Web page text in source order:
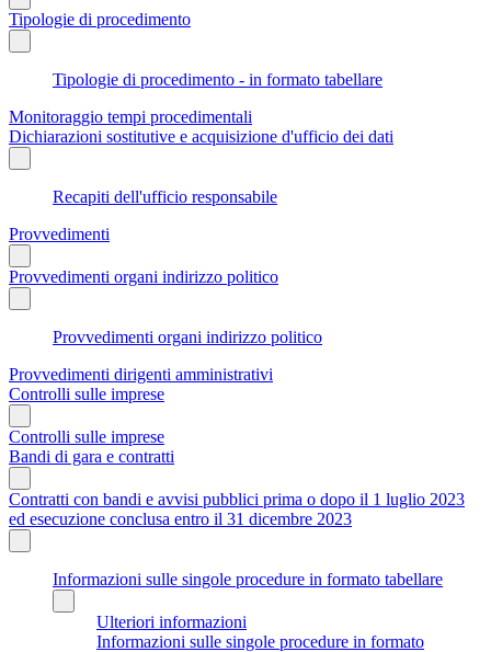
Tipologie di procedimento
Tipologie di procedimento - in formato tabellare
Monitoraggio tempi procedimentali
Dichiarazioni sostitutive e acquisizione d'ufficio dei dati
Recapiti dell'ufficio responsabile
Provvedimenti
Provvedimenti organi indirizzo politico
Provvedimenti organi indirizzo politico
Provvedimenti dirigenti amministrativi
Controlli sulle imprese
Controlli sulle imprese
Bandi di gara e contratti
Contratti con bandi e avvisi pubblici prima o dopo il 1 luglio 2023
ed esecuzione conclusa entro il 31 dicembre 2023
Informazioni sulle singole procedure in formato tabellare
Ulteriori informazioni
Informazioni sulle singole procedure in formato